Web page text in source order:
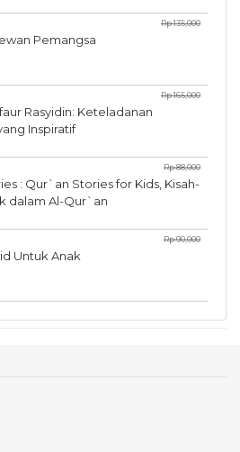
Rp 135,000
Pemangsa
Rp 165,000
Rasyidin: Keteladanan
Inspiratif
Rp 88,000
: Qur`an Stories for Kids, Kisah-
dalam Al-Qur`an
Rp 90,000
Untuk Anak